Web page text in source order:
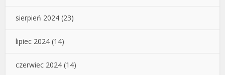
sierpień 2024 (23)
lipiec 2024 (14)
czerwiec 2024 (14)